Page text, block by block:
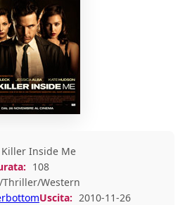
Killer Inside Me
108
Western
Uscita: 2010-11-26